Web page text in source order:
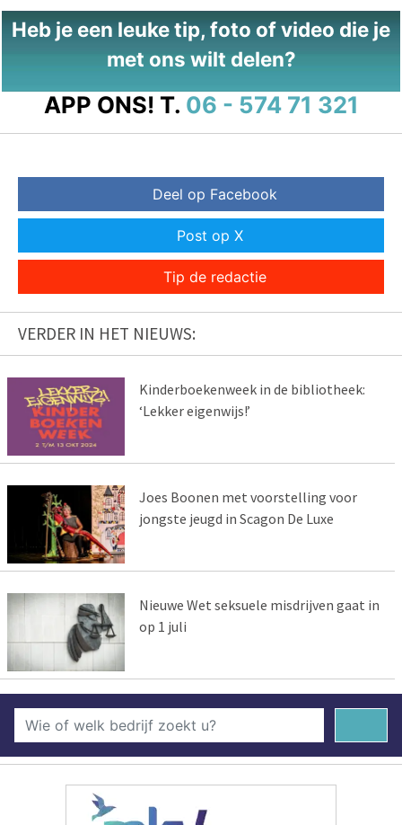
Heb je een leuke tip, foto of video die je
met ons wilt delen?
APP ONS! T. 06 - 574 71 321
Deel op Facebook
Post op X
Tip de redactie
VERDER IN HET NIEUWS:
Kinderboekenweek in de bibliotheek:
‘Lekker eigenwijs!’
Joes Boonen met voorstelling voor
jongste jeugd in Scagon De Luxe
Nieuwe Wet seksuele misdrijven gaat in
op 1 juli